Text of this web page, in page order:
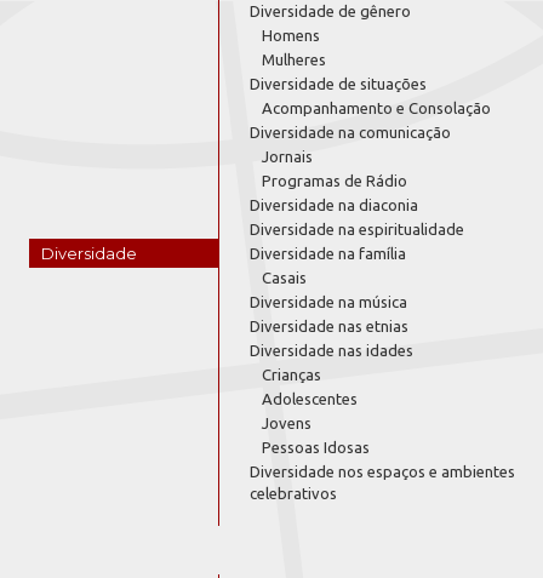
Diversidade
Diversidade de gênero
Homens
Mulheres
Diversidade de situações
Acompanhamento e Consolação
Diversidade na comunicação
Jornais
Programas de Rádio
Diversidade na diaconia
Diversidade na espiritualidade
Diversidade na família
Casais
Diversidade na música
Diversidade nas etnias
Diversidade nas idades
Crianças
Adolescentes
Jovens
Pessoas Idosas
Diversidade nos espaços e ambientes
celebrativos